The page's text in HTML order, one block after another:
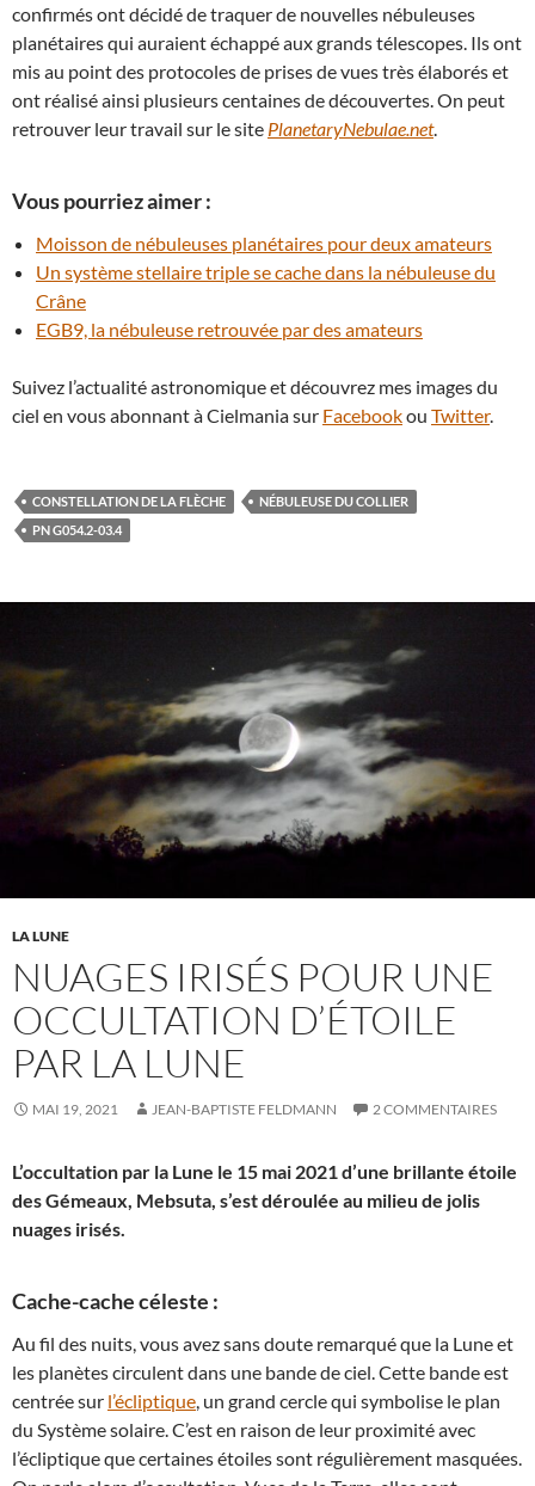
confirmés ont décidé de traquer de nouvelles nébuleuses
planétaires qui auraient échappé aux grands télescopes. Ils ont
mis au point des protocoles de prises de vues très élaborés et
ont réalisé ainsi plusieurs centaines de découvertes. On peut
retrouver leur travail sur le site PlanetaryNebulae.net.
Vous pourriez aimer :
Moisson de nébuleuses planétaires pour deux amateurs
Un système stellaire triple se cache dans la nébuleuse du
Crâne
EGB9, la nébuleuse retrouvée par des amateurs
Suivez l’actualité astronomique et découvrez mes images du
ciel en vous abonnant à Cielmania sur Facebookou Twitter.
CONSTELLATION DE LA FLÈCHE
NÉBULEUSE DU COLLIER
PN G054.2-03.4
LA LUNE
NUAGES IRISÉS POUR UNE
OCCULTATION D’ÉTOILE
PAR LA LUNE
MAI 19, 2021 JEAN-BAPTISTE FELDMANN 2 COMMENTAIRES
L’occultation par la Lune le 15 mai 2021 d’une brillante étoile
des Gémeaux, Mebsuta, s’est déroulée au milieu de jolis
nuages irisés.
Cache-cache céleste :
Au fil des nuits, vous avez sans doute remarqué que la Lune et
les planètes circulent dans une bande de ciel. Cette bande est
centrée sur l’écliptique , un grand cercle qui symbolise le plan
du Système solaire. C’est en raison de leur proximité avec
l’écliptique que certaines étoiles sont régulièrement masquées.